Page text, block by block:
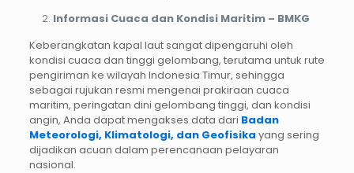
Informasi Cuaca dan Kondisi Maritim – BMKG
Keberangkatan kapal laut sangat dipengaruhi oleh
kondisi cuaca dan tinggi gelombang, terutama untuk rute
pengiriman ke wilayah Indonesia Timur, sehingga
sebagai rujukan resmi mengenai prakiraan cuaca
maritim, peringatan dini gelombang tinggi, dan kondisi
angin, Anda dapat mengakses data dari Badan
Meteorologi, Klimatologi, dan Geofisika yang sering
dijadikan acuan dalam perencanaan pelayaran
nasional.